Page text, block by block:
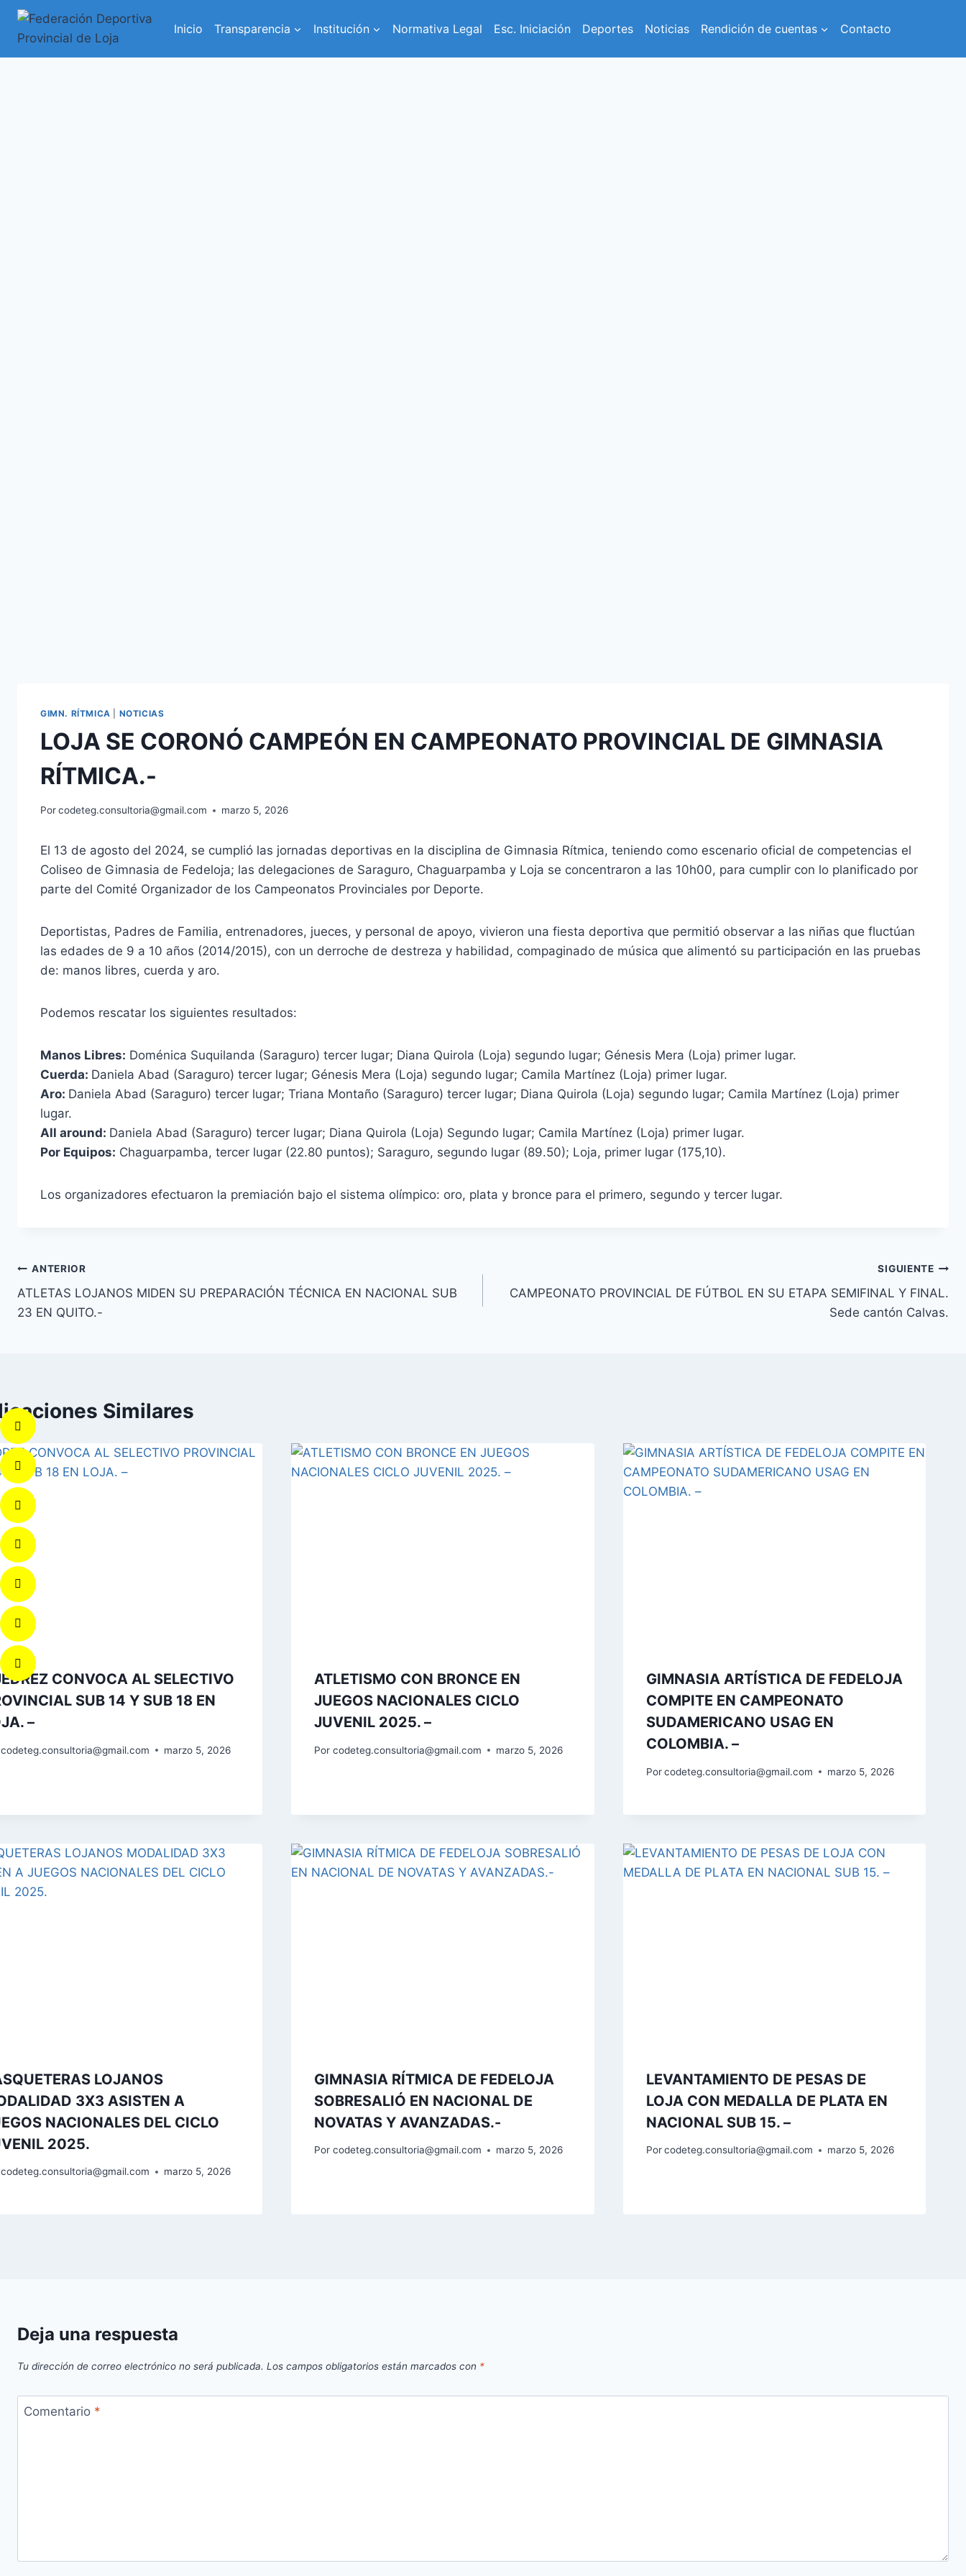
Inicio Transparencia Institución Normativa Legal Esc. Iniciación Deportes Noticias Rendición de cuentas Contacto
GIMN. RÍTMICA NOTICIAS
LOJA SE CORONÓ CAMPEÓN EN CAMPEONATO PROVINCIAL DE GIMNASIA
RÍTMICA.-
Porcodeteg.consultoria@gmail.com marzo 5, 2026
El 13 de agosto del 2024, se cumplió las jornadas deportivas en la disciplina de Gimnasia Rítmica, teniendo como escenario oficial de competencias el
Coliseo de Gimnasia de Fedeloja; las delegaciones de Saraguro, Chaguarpamba y Loja se concentraron a las 10h00, para cumplir con lo planificado por
parte del Comité Organizador de los Campeonatos Provinciales por Deporte.
Deportistas, Padres de Familia, entrenadores, jueces, y personal de apoyo, vivieron una fiesta deportiva que permitió observar a las niñas que fluctúan
las edades de 9 a 10 años (2014/2015), con un derroche de destreza y habilidad, compaginado de música que alimentó su participación en las pruebas
de: manos libres, cuerda y aro.
Podemos rescatar los siguientes resultados:
Manos Libres: Doménica Suquilanda (Saraguro) tercer lugar; Diana Quirola (Loja) segundo lugar; Génesis Mera (Loja) primer lugar.
Cuerda: Daniela Abad (Saraguro) tercer lugar; Génesis Mera (Loja) segundo lugar; Camila Martínez (Loja) primer lugar.
Aro: Daniela Abad (Saraguro) tercer lugar; Triana Montaño (Saraguro) tercer lugar; Diana Quirola (Loja) segundo lugar; Camila Martínez (Loja) primer
lugar.
All around: Daniela Abad (Saraguro) tercer lugar; Diana Quirola (Loja) Segundo lugar; Camila Martínez (Loja) primer lugar.
Por Equipos: Chaguarpamba, tercer lugar (22.80 puntos); Saraguro, segundo lugar (89.50); Loja, primer lugar (175,10).
Los organizadores efectuaron la premiación bajo el sistema olímpico: oro, plata y bronce para el primero, segundo y tercer lugar.
ANTERIOR
ATLETAS LOJANOS MIDEN SU PREPARACIÓN TÉCNICA EN NACIONAL SUB
23 EN QUITO.-
SIGUIENTE
CAMPEONATO PROVINCIAL DE FÚTBOL EN SU ETAPA SEMIFINAL Y FINAL.
Sede cantón Calvas.
Similares
CONVOCA AL SELECTIVO
SUB 14 Y SUB 18 EN
–
codeteg.consultoria@gmail.com marzo 5, 2026
ATLETISMO CON BRONCE EN
JUEGOS NACIONALES CICLO
JUVENIL 2025. –
Por codeteg.consultoria@gmail.com marzo 5, 2026
GIMNASIA ARTÍSTICA DE FEDELOJA
COMPITE EN CAMPEONATO
SUDAMERICANO USAG EN
COLOMBIA. –
Por codeteg.consultoria@gmail.com marzo 5, 2026
LOJANOS
3X3 ASISTEN A
NACIONALES DEL CICLO
2025.
codeteg.consultoria@gmail.com marzo 5, 2026
GIMNASIA RÍTMICA DE FEDELOJA
SOBRESALIÓ EN NACIONAL DE
NOVATAS Y AVANZADAS.-
Por codeteg.consultoria@gmail.com marzo 5, 2026
LEVANTAMIENTO DE PESAS DE
LOJA CON MEDALLA DE PLATA EN
NACIONAL SUB 15. –
Por codeteg.consultoria@gmail.com marzo 5, 2026
Deja una respuesta
Tu dirección de correo electrónico no será publicada. Los campos obligatorios están marcados con *
Comentario *